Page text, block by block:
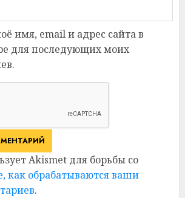
имя, email и адрес сайта в
для последующих моих
Akismet для борьбы со
как обрабатываются ваши
.